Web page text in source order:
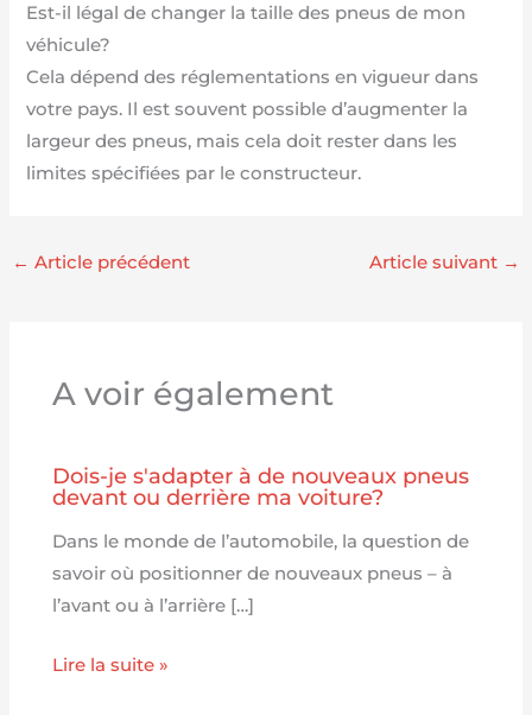
Est-il légal de changer la taille des pneus de mon
véhicule?
Cela dépend des réglementations en vigueur dans
votre pays. Il est souvent possible d’augmenter la
largeur des pneus, mais cela doit rester dans les
limites spécifiées par le constructeur.
← Article précédent Article suivant →
A voir également
Dois-je s'adapter à de nouveaux pneus
devant ou derrière ma voiture?
Dans le monde de l’automobile, la question de
savoir où positionner de nouveaux pneus – à
l’avant ou à l’arrière […]
Lire la suite »